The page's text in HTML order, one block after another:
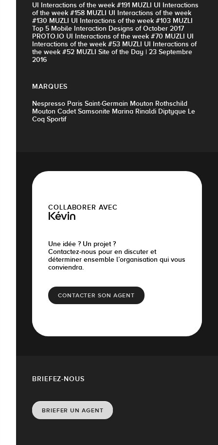
UI Interactions of the week #191 MUZLI UI Interactions
of the week #158 MUZLI UI Interactions of the week
#130 MUZLI UI Interactions of the week #103 MUZLI
Top 5 Mobile Interaction Designs of October 2017
PROTO.IO UI Interactions of the week #70 MUZLI UI
Interactions of the week #53 MUZLI UI Interactions of
the week #52 MUZLI Site of the Day | 23 Septembre
2016
MARQUES
Nespresso Paris Saint-Germain Mouton Rothschild
Mouton Cadet Samsonite Marina Rinaldi Diptyque Le
Coq Sportif
COLLABORER AVEC
Kévin
Une idée ? Un projet ?
Contactez-nous pour en discuter et
déterminer ensemble l’organisation qui vous
conviendra.
CONTACTER SON AGENT
BRIEFEZ-NOUS
BRIEFER UN AGENT